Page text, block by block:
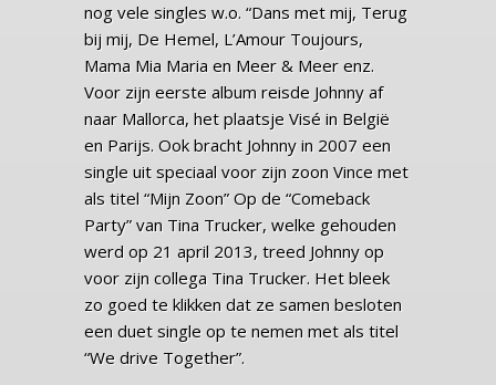
nog vele singles w.o. “Dans met mij, Terug
bij mij, De Hemel, L’Amour Toujours,
Mama Mia Maria en Meer & Meer enz.
Voor zijn eerste album reisde Johnny af
naar Mallorca, het plaatsje Visé in België
en Parijs. Ook bracht Johnny in 2007 een
single uit speciaal voor zijn zoon Vince met
als titel “Mijn Zoon” Op de “Comeback
Party” van Tina Trucker, welke gehouden
werd op 21 april 2013, treed Johnny op
voor zijn collega Tina Trucker. Het bleek
zo goed te klikken dat ze samen besloten
een duet single op te nemen met als titel
“We drive Together”.